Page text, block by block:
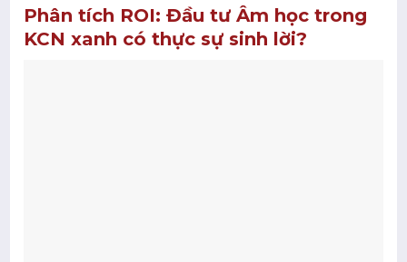
Phân tích ROI: Đầu tư Âm học trong
KCN xanh có thực sự sinh lời?